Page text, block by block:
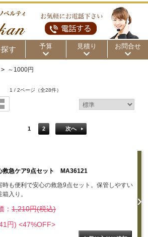
す 予算
～50円
～300円 ～500円 ～1,000円
～2,000円 ～5,000円
～50,000円 50,001円～
見積り お問合せ
> ～1000円
1 / 2ページ （全28件）
1 2 次へ
救急ケア9点セット MA36121
時も便利で安心の救急9点セット。保管しやすい
箱入り。
： 1,210円(税込)
円) <47%OFF>